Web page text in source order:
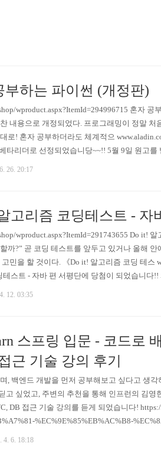
부하는 파이썬 (개정판)
wproduct.aspx?ItemId=294996715 혼자 공
내용으로 개정되었다. 프로그래밍이 정말 처
로! 혼자 공부하더라도 체계적으
타리더로 선정되었습니당~~!! 5월 9일 원고
26. 20:17
고리즘 코딩테스트 - 자
wproduct.aspx?ItemId=291743655 Do it!
까?” 곧 코딩 테스트를 앞두고 있거나 올해
민을 할 것이다. 《Do it! 알고리즘 코딩 테스
스트 - 자바 편 서평단에 당첨이 되었습니다
12. 03:35
스프링 입문 - 코드로
근 기술 강의 후기
, 백엔드 개발을 먼저 공부해보고 싶다고 생
고 싶었고, 주변의 추천을 통해 인프런의 김영
DB 접근 기술 강의를 듣게 되었습니다!
%EC%9E%85%EB%AC%B8-
4. 6. 18:18